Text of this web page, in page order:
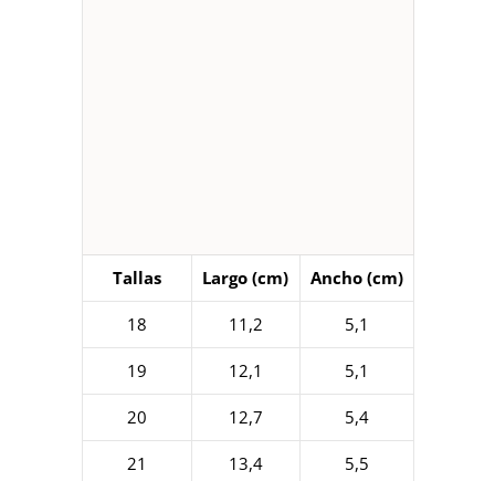
Tallas Largo (cm) Ancho (cm)
18 11,2 5,1
19 12,1 5,1
20 12,7 5,4
21 13,4 5,5